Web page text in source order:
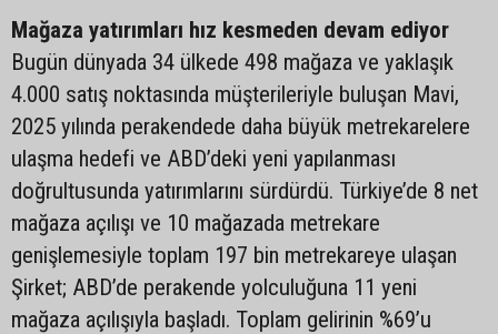
Mağaza yatırımları hız kesmeden devam ediyor
Bugün dünyada 34 ülkede 498 mağaza ve yaklaşık
4.000 satış noktasında müşterileriyle buluşan Mavi,
2025 yılında perakendede daha büyük metrekarelere
ulaşma hedefi ve ABD’deki yeni yapılanması
doğrultusunda yatırımlarını sürdürdü. Türkiye’de 8 net
mağaza açılışı ve 10 mağazada metrekare
genişlemesiyle toplam 197 bin metrekareye ulaşan
Şirket; ABD’de perakende yolculuğuna 11 yeni
mağaza açılışıyla başladı. Toplam gelirinin %69’u